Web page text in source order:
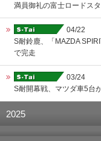
満員御礼の富士ロードス
04/22
S耐鈴鹿、「MAZDA
で完走
03/24
S耐開幕戦、マツダ車5台
2025